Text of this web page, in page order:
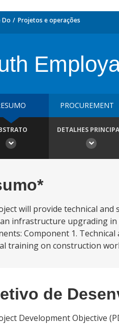
Do Projetos e operações
PROCUREMENT
DETALHES
will provide technical
infrastructure upgrading in
Component 1.
training on construction
de
Development Objective